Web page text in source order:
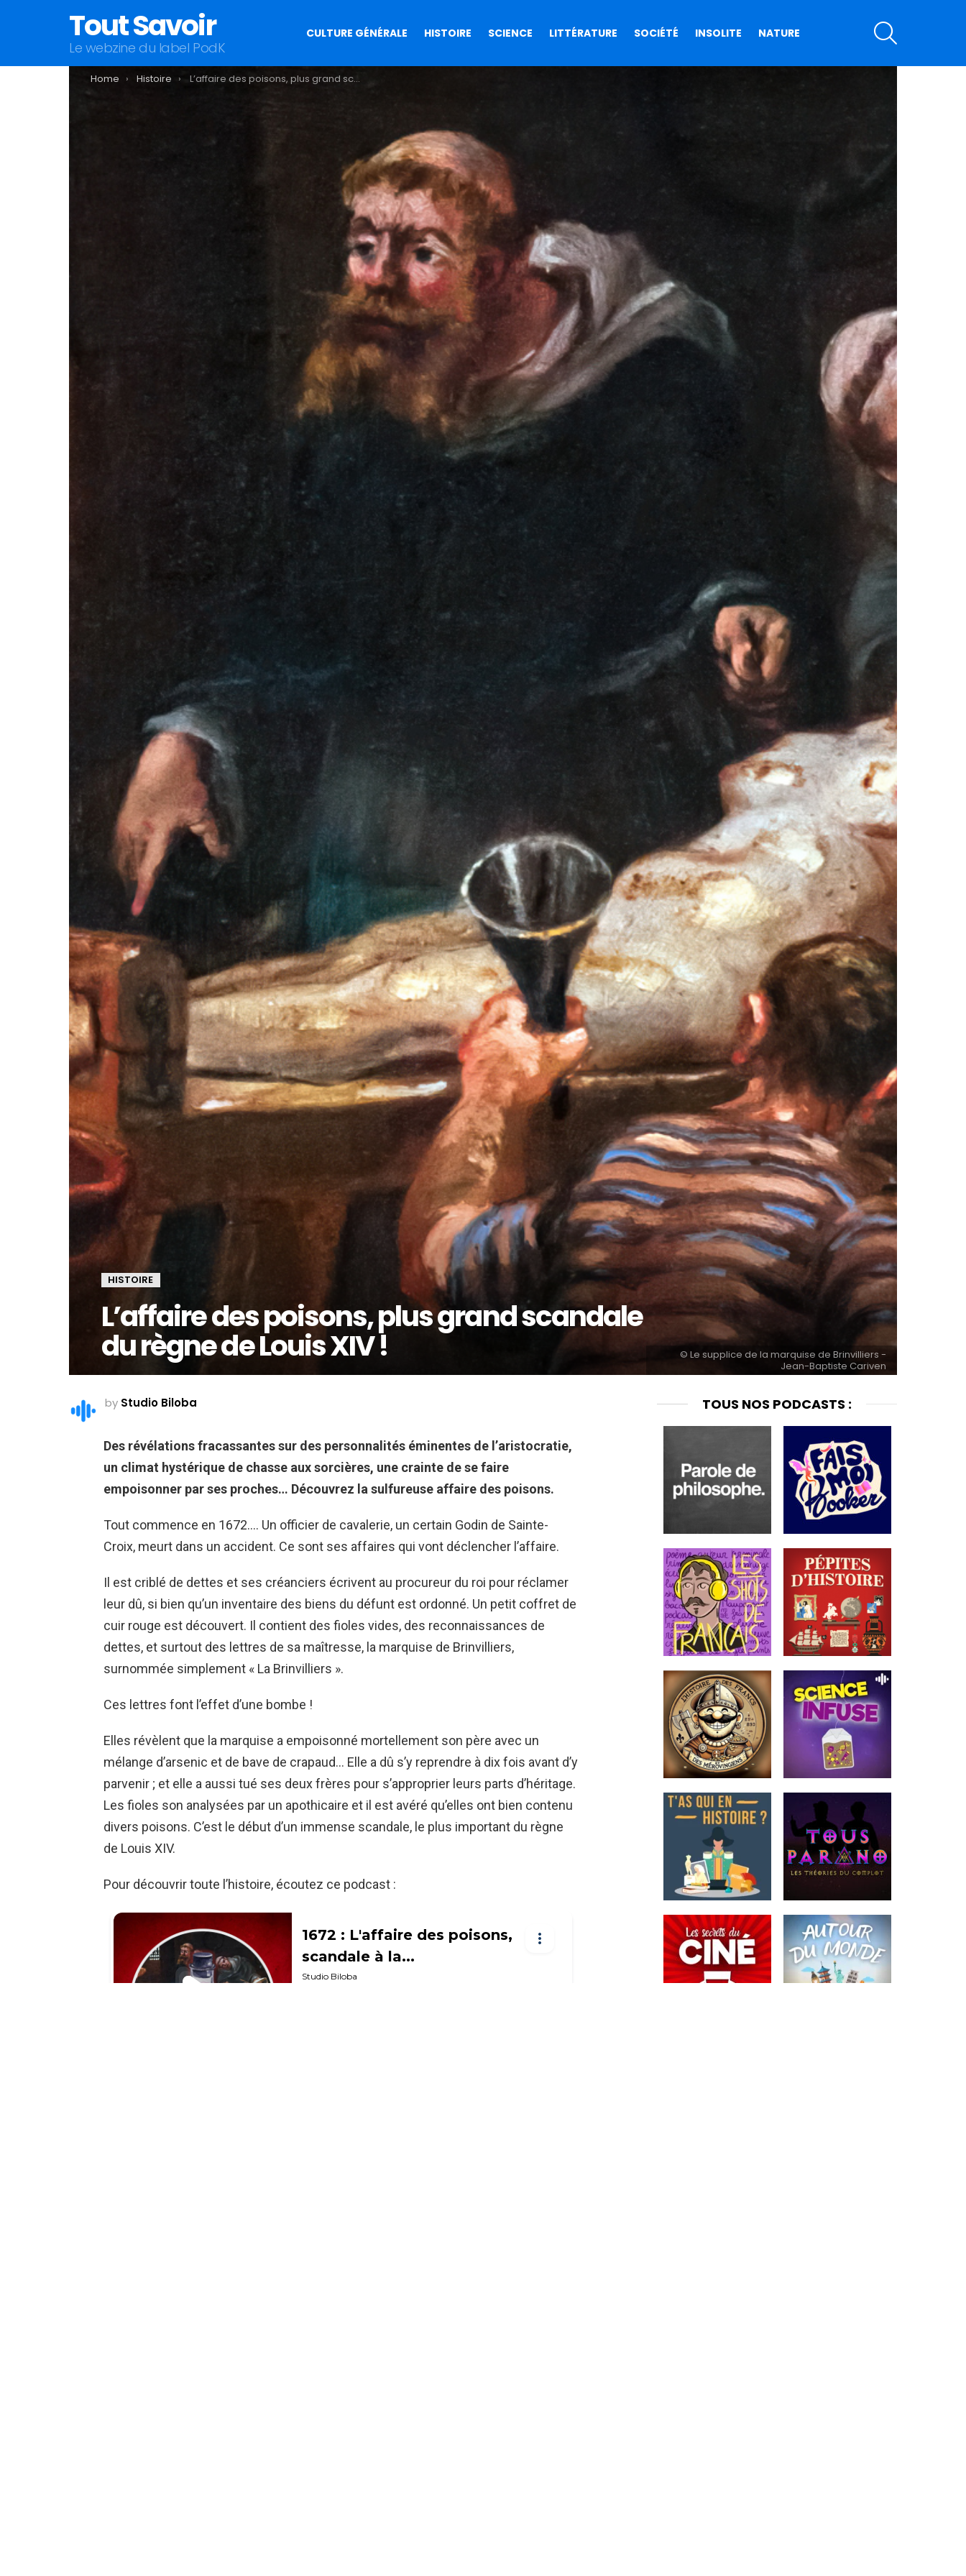
Tout Savoir
Le webzine du label PodK
CULTURE GÉNÉRALE HISTOIRE SCIENCE LITTÉRATURE SOCIÉTÉ INSOLITE NATURE
You are here:
Home Histoire L’affaire des poisons, plus grand scandale du règne de Louis XIV !
HISTOIRE
L’affaire des poisons, plus grand scandale
du règne de Louis XIV !
© Le supplice de la marquise de Brinvilliers -
Jean-Baptiste Cariven
by Studio Biloba
Des révélations fracassantes sur des personnalités éminentes de l’aristocratie,
un climat hystérique de chasse aux sorcières, une crainte de se faire
empoisonner par ses proches… Découvrez la sulfureuse affaire des poisons.
Tout commence en 1672…. Un officier de cavalerie, un certain Godin de Sainte-
Croix, meurt dans un accident. Ce sont ses affaires qui vont déclencher l’affaire.
Il est criblé de dettes et ses créanciers écrivent au procureur du roi pour réclamer
leur dû, si bien qu’un inventaire des biens du défunt est ordonné. Un petit coffret de
cuir rouge est découvert. Il contient des fioles vides, des reconnaissances de
dettes, et surtout des lettres de sa maîtresse, la marquise de Brinvilliers,
surnommée simplement « La Brinvilliers ».
Ces lettres font l’effet d’une bombe !
Elles révèlent que la marquise a empoisonné mortellement son père avec un
mélange d’arsenic et de bave de crapaud… Elle a dû s’y reprendre à dix fois avant d’y
parvenir ; et elle a aussi tué ses deux frères pour s’approprier leurs parts d’héritage.
Les fioles son analysées par un apothicaire et il est avéré qu’elles ont bien contenu
divers poisons. C’est le début d’un immense scandale, le plus important du règne
de Louis XIV.
Pour découvrir toute l’histoire, écoutez ce podcast :
TOUS NOS PODCASTS :